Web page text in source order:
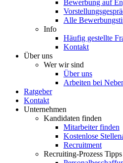
Bewerbung auf
Alle
Info
Häufig gestellte
Kontakt
Über uns
Wer wir sind
Über uns
Arbeiten bei
Ratgeber
Kontakt
Unternehmen
Kandidaten finden
Mitarbeiter finden
Kostenlose
Recruitment
Recruiting-Prozess Tipps